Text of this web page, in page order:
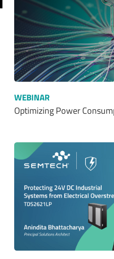
WEBINAR
Optimizing Power